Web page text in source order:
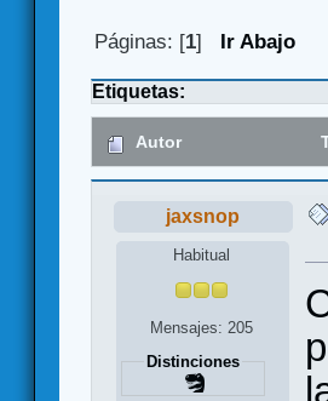
Páginas: [1] Ir Abajo
Etiquetas:
Autor
jaxsnop
Habitual
Mensajes: 205
Distinciones